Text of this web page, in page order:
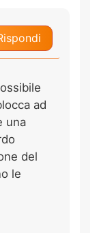
ad
una
del
le